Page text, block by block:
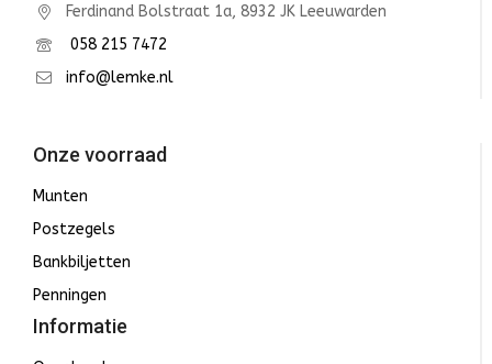
Ferdinand Bolstraat 1a, 8932 JK Leeuwarden
058 215 7472
info@lemke.nl
Onze voorraad
Munten
Postzegels
Bankbiljetten
Penningen
Informatie